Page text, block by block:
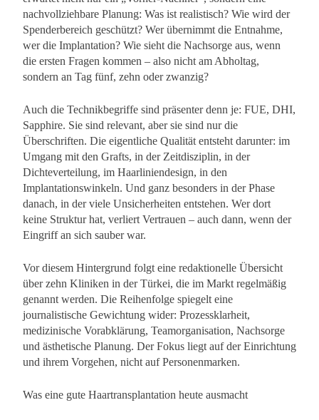
nachvollziehbare Planung: Was ist realistisch? Wie wird der
Spenderbereich geschützt? Wer übernimmt die Entnahme,
wer die Implantation? Wie sieht die Nachsorge aus, wenn
die ersten Fragen kommen – also nicht am Abholtag,
sondern an Tag fünf, zehn oder zwanzig?
Auch die Technikbegriffe sind präsenter denn je: FUE, DHI,
Sapphire. Sie sind relevant, aber sie sind nur die
Überschriften. Die eigentliche Qualität entsteht darunter: im
Umgang mit den Grafts, in der Zeitdisziplin, in der
Dichteverteilung, im Haarliniendesign, in den
Implantationswinkeln. Und ganz besonders in der Phase
danach, in der viele Unsicherheiten entstehen. Wer dort
keine Struktur hat, verliert Vertrauen – auch dann, wenn der
Eingriff an sich sauber war.
Vor diesem Hintergrund folgt eine redaktionelle Übersicht
über zehn Kliniken in der Türkei, die im Markt regelmäßig
genannt werden. Die Reihenfolge spiegelt eine
journalistische Gewichtung wider: Prozessklarheit,
medizinische Vorabklärung, Teamorganisation, Nachsorge
und ästhetische Planung. Der Fokus liegt auf der Einrichtung
und ihrem Vorgehen, nicht auf Personenmarken.
Was eine gute Haartransplantation heute ausmacht